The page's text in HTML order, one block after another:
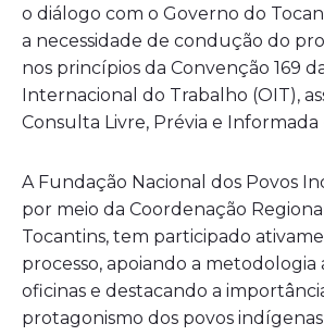
o diálogo com o Governo do
a necessidade de condução do
nos princípios da Convenção 169
Internacional do Trabalho (OIT),
Consulta Livre, Prévia e Informada
A Fundação Nacional dos Povos
por meio da Coordenação
Tocantins, tem participado
processo, apoiando a metodologia
oficinas e destacando a
protagonismo dos povos